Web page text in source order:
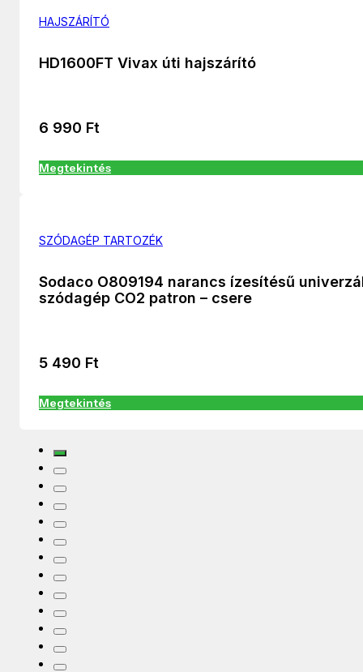
HAJSZÁRÍTÓ
HD1600FT Vivax úti hajszárító
6 990 Ft
Megtekintés
SZÓDAGÉP TARTOZÉK
Sodaco O809194 narancs ízesítésű
szódagép CO2 patron – csere
5 490 Ft
Megtekintés